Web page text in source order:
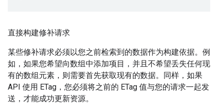
直接构建修补请求
某些修补请求必须以您之前检索到的数据作为构建依据。例
如，如果您希望向数组中添加项目，并且不希望丢失任何现
有的数组元素，则需要首先获取现有的数据。同样，如果
API 使用 ETag，您必须将之前的 ETag 值与您的请求一起发
送，才能成功更新资源。